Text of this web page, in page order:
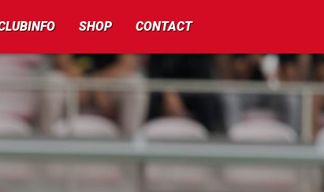
SHOP CONTACT